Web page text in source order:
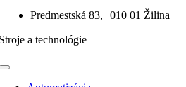
Predmestská 83, 010 01 Žilina
a technológie
Toggle
Navigation